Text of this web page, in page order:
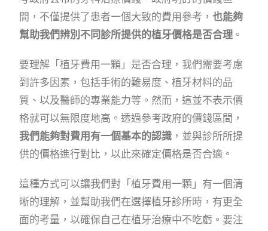
間，不僅提供了患者一個大致的費用參考，也能夠
幫助我們辨別不同診所提供的植牙價格是否合理 。
要理解「植牙費用一顆」是否合理，我們需要考慮
到許多因素，包括手術的難易度、植牙材料的品
質、以及醫師的專業能力等。然而，這並不表示價
格就可以無限度地高。透過參考政府的價錢區間，
我們能夠對費用有一個基本的認識 ，並與診所所提
供的價格進行對比，以此來確定價格是否合適。
這種方式可以讓我們對「植牙費用一顆」有一個清
晰的理解，並幫助我們在選擇植牙診所時，有更全
面的考量，以確保自己在植牙治療中不吃虧。要注